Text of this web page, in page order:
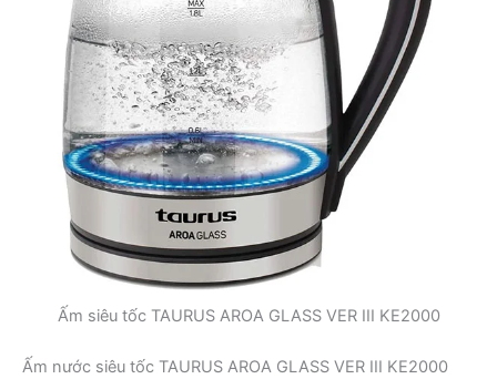
Ấm siêu tốc TAURUS AROA GLASS VER III KE2000
Ấm nước siêu tốc TAURUS AROA GLASS VER III KE2000